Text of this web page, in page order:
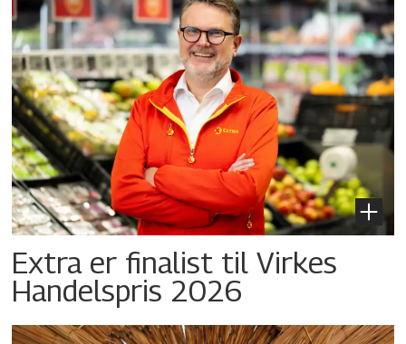
Extra er finalist til Virkes
Handelspris 2026